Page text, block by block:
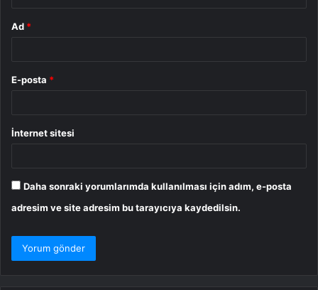
Ad *
E-posta *
İnternet sitesi
Daha sonraki yorumlarımda kullanılması için adım, e-posta
adresim ve site adresim bu tarayıcıya kaydedilsin.